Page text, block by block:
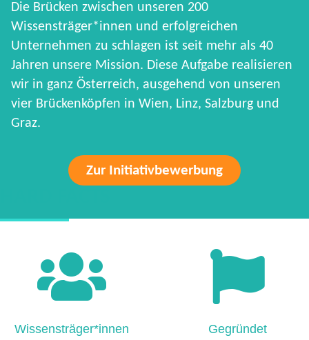
Die Brücken zwischen unseren 200
Wissensträger*innen und erfolgreichen
Unternehmen zu schlagen ist seit mehr als 40
Jahren unsere Mission. Diese Aufgabe realisieren
wir in ganz Österreich, ausgehend von unseren
vier Brückenköpfen in Wien, Linz, Salzburg und
Graz.
Zur Initiativbewerbung
Wissensträger*innen Gegründet